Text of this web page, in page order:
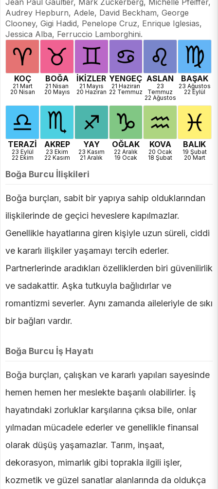
Jean Paul Gaultier, Mark Zuckerberg, Michelle Pfeiffer,
Audrey Hepburn, Adele, David Beckham, George
Clooney, Gigi Hadid, Penelope Cruz, Enrique Iglesias,
Jessica Alba, Ferruccio Lamborghini.
KOÇ
21 Mart
20 Nisan
BOĞA
21 Nisan
20 Mayıs
İKİZLER
21 Mayıs
20 Haziran
YENGEÇ
21 Haziran
22 Temmuz
ASLAN
23
Temmuz
22 Ağustos
BAŞAK
23 Ağustos
22 Eylül
TERAZİ
23 Eylül
22 Ekim
AKREP
23 Ekim
22 Kasım
YAY
23 Kasım
21 Aralık
OĞLAK
22 Aralık
19 Ocak
KOVA
20 Ocak
18 Şubat
BALIK
19 Şubat
20 Mart
Boğa Burcu İlişkileri
Boğa burçları, sabit bir yapıya sahip olduklarından
ilişkilerinde de geçici heveslere kapılmazlar.
Genellikle hayatlarına giren kişiyle uzun süreli, ciddi
ve kararlı ilişkiler yaşamayı tercih ederler.
Partnerlerinde aradıkları özelliklerden biri güvenilirlik
ve sadakattir. Aşka tutkuyla bağlıdırlar ve
romantizmi severler. Aynı zamanda aileleriyle de sıkı
bir bağları vardır.
Boğa Burcu İş Hayatı
Boğa burçları, çalışkan ve kararlı yapıları sayesinde
hemen hemen her meslekte başarılı olabilirler. İş
hayatındaki zorluklar karşılarına çıksa bile, onlar
yılmadan mücadele ederler ve genellikle finansal
olarak düşüş yaşamazlar. Tarım, inşaat,
dekorasyon, mimarlık gibi toprakla ilgili işler,
kozmetik ve güzel sanatlar alanlarında da oldukça